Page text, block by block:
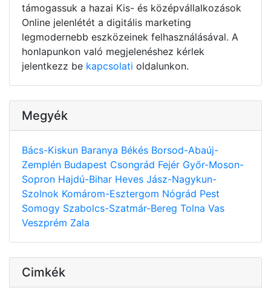
támogassuk a hazai Kis- és középvállalkozások
Online jelenlétét a digitális marketing
legmodernebb eszközeinek felhasználásával. A
honlapunkon való megjelenéshez kérlek
jelentkezz be kapcsolati oldalunkon.
Megyék
Bács-Kiskun Baranya Békés Borsod-Abaúj-
Zemplén Budapest Csongrád Fejér Győr-Moson-
Sopron Hajdú-Bihar Heves Jász-Nagykun-
Szolnok Komárom-Esztergom Nógrád Pest
Somogy Szabolcs-Szatmár-Bereg Tolna Vas
Veszprém Zala
Cimkék